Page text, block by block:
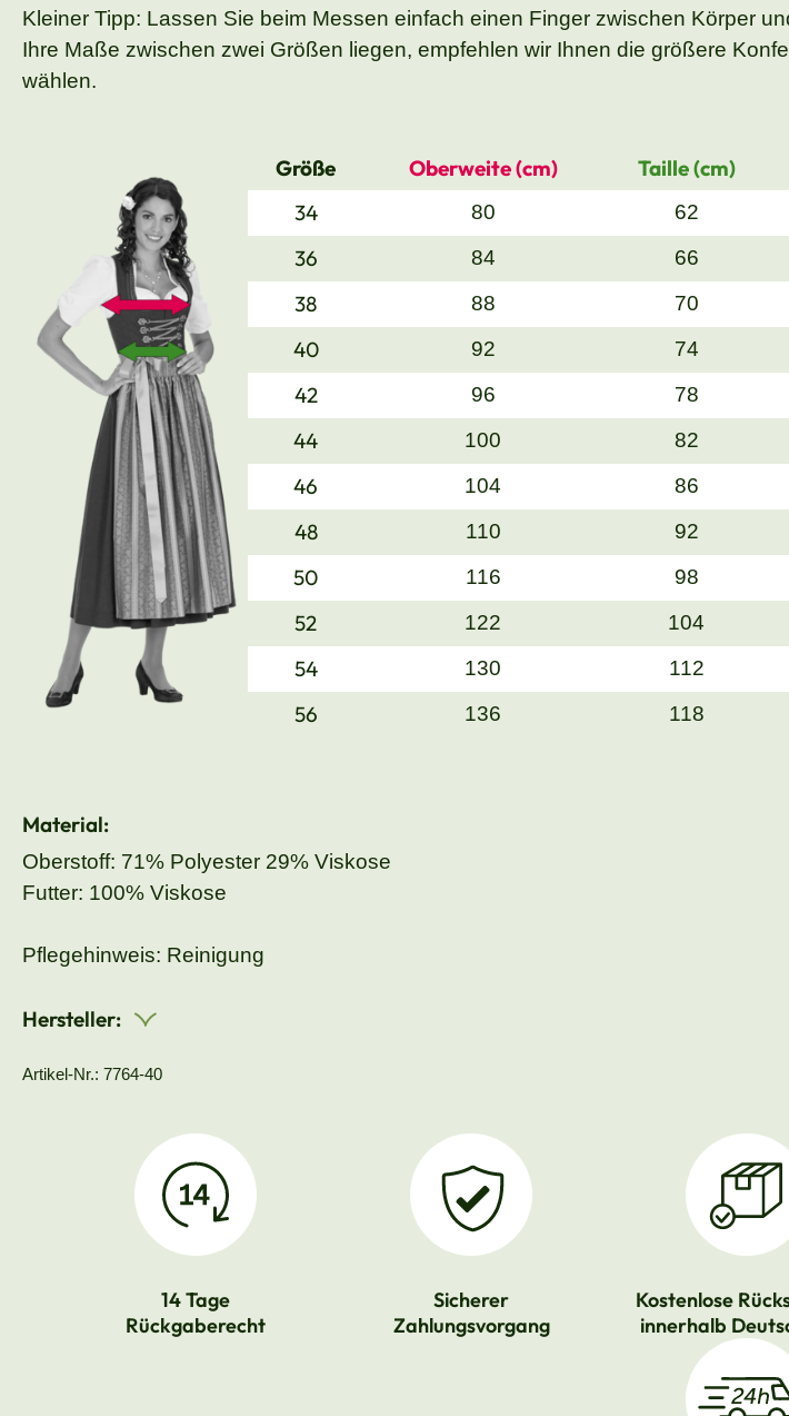
Kleiner Tipp: Lassen Sie beim Messen einfach einen Finger zwischen Körper
Ihre Maße zwischen zwei Größen liegen, empfehlen wir Ihnen die größere
wählen.
Größe Oberweite (cm) Taille (cm)
34
80 62
36 84 66
38 88 70
40 92 74
42 96 78
44 100 82
46 104 86
48 110 92
50 116 98
52 122 104
54 130 112
56 136 118
Material:
Oberstoff: 71% Polyester 29% Viskose
Futter: 100% Viskose
Pflegehinweis: Reinigung
Hersteller:
Artikel-Nr.: 7764-40
14 Tage
Rückgaberecht
Sicherer
Zahlungsvorgang
Kostenlose
innerhalb